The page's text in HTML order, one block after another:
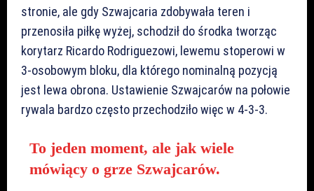
stronie, ale gdy Szwajcaria zdobywała teren i
przenosiła piłkę wyżej, schodził do środka tworząc
korytarz Ricardo Rodriguezowi, lewemu stoperowi w
3-osobowym bloku, dla którego nominalną pozycją
jest lewa obrona. Ustawienie Szwajcarów na połowie
rywala bardzo często przechodziło więc w 4-3-3.
To jeden moment, ale jak wiele
mówiący o grze Szwajcarów.